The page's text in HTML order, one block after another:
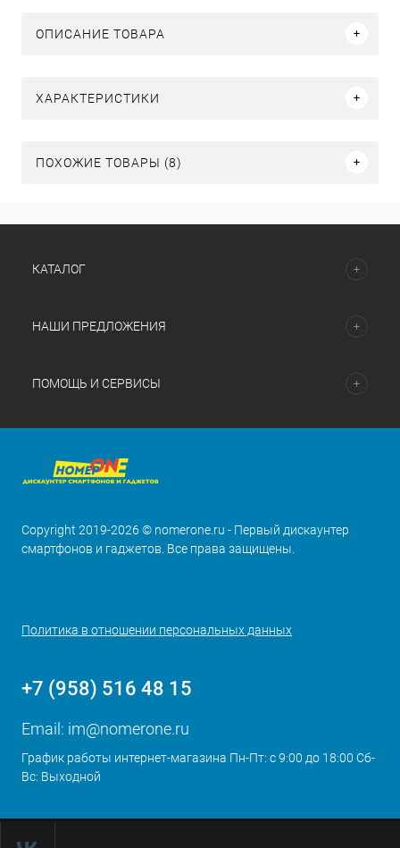
ОПИСАНИЕ ТОВАРА
ХАРАКТЕРИСТИКИ
ПОХОЖИЕ ТОВАРЫ (8)
КАТАЛОГ
НАШИ ПРЕДЛОЖЕНИЯ
ПОМОЩЬ И СЕРВИСЫ
Copyright 2019-2026 © nomerone.ru - Первый дискаунтер
смартфонов и гаджетов. Все права защищены.
Политика в отношении персональных данных
+7 (958) 516 48 15
Email: im@nomerone.ru
График работы интернет-магазина Пн-Пт: с 9:00 до 18:00 Сб-
Вс: Выходной